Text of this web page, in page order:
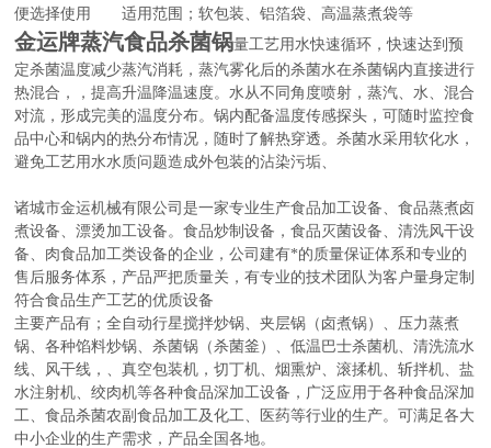
便选择使用
适用范围；软包装、铝箔袋、高温蒸煮袋等
金运牌蒸汽食品杀菌锅量工艺用水快速循环，快速达到预
定杀菌温度减少蒸汽消耗，蒸汽雾化后的杀菌水在杀菌锅内直接进行
热混合，，提高升温降温速度。水从不同角度喷射，蒸汽、水、混合
对流，形成完美的温度分布。锅内配备温度传感探头，可随时监控食
品中心和锅内的热分布情况，随时了解热穿透。杀菌水采用软化水，
避免工艺用水水质问题造成外包装的沾染污垢、
诸城市金运机械有限公司是一家专业生产食品加工设备、食品蒸煮卤
煮设备、漂烫加工设备。食品炒制设备，食品灭菌设备、清洗风干设
备、肉食品加工类设备的企业，公司建有*的质量保证体系和专业的
售后服务体系，产品严把质量关，有专业的技术团队为客户量身定制
符合食品生产工艺的优质设备
主要产品有；全自动行星搅拌炒锅、夹层锅（卤煮锅）、压力蒸煮
锅、各种馅料炒锅、杀菌锅（杀菌釜）、低温巴士杀菌机、清洗流水
线、风干线，、真空包装机，切丁机、烟熏炉、滚揉机、斩拌机、盐
水注射机、绞肉机等各种食品深加工设备，广泛应用于各种食品深加
工、食品杀菌农副食品加工及化工、医药等行业的生产。可满足各大
中小企业的生产需求，产品全国各地。